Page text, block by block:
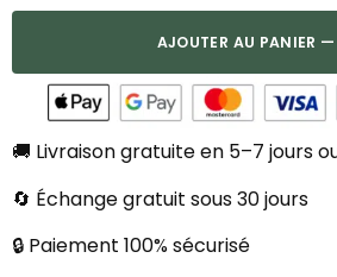
AJOUTER AU PANIER
🚚 Livraison gratuite en 5–7 jours
🔄 Échange gratuit sous 30 jours
🔒 Paiement 100% sécurisé